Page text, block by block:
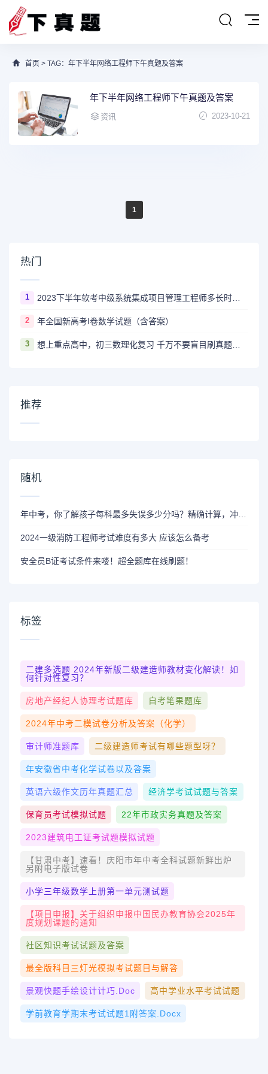
首页 > TAG：年下半年网络工程师下午真题及答案
年下半年网络工程师下午真题及答案
资讯 2023-10-21
1
热门
1 2023下半年软考中级系统集成项目管理工程师多长时间出成绩
2 年全国新高考I卷数学试题（含答案）
3 想上重点高中，初三数理化复习 千万不要盲目刷真题卷和模拟卷！
推荐
随机
2024一级消防工程师考试难度有多大 应该怎么备考
安全员B证考试条件来喽！超全题库在线刷题！
标签
二建多选题 2024年新版二级建造师教材变化解读！如
何针对性复习？
房地产经纪人协理考试题库 自考笔果题库
2024年中考二模试卷分析及答案（化学）
审计师准题库 二级建造师考试有哪些题型呀？
年安徽省中考化学试卷以及答案
英语六级作文历年真题汇总 经济学考试试题与答案
保育员考试模拟试题 22年市政实务真题及答案
2023建筑电工证考试题模拟试题
【甘肃中考】速看！庆阳市年中考全科试题新鲜出炉
另附电子版试卷
小学三年级数学上册第一单元测试题
【项目申报】关于组织申报中国民办教育协会2025年
度规划课题的通知
社区知识考试试题及答案
最全版科目三灯光模拟考试题目与解答
景观快题手绘设计计巧.doc 高中学业水平考试试题
学前教育学期末考试试题1附答案.docx